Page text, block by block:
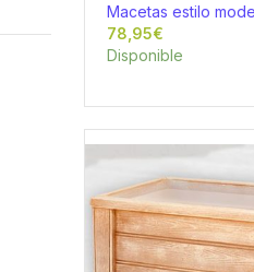
Macetas estilo
€
Disponible